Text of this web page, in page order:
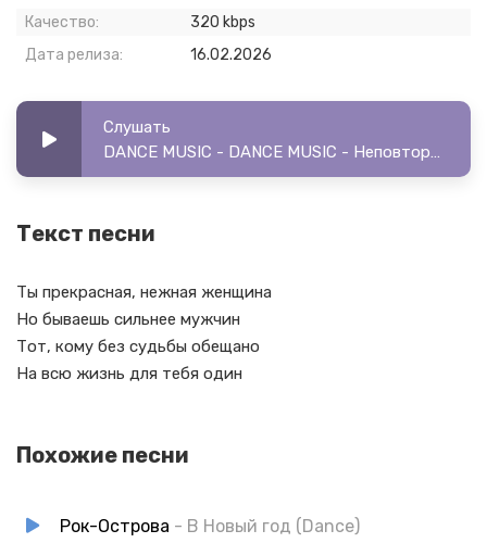
Качество:
320 kbps
Дата релиза:
16.02.2026
Слушать
DANCE MUSIC - DANCE MUSIC - Неповторимая
Текст песни
Ты прекрасная, нежная женщина
Но бываешь сильнее мужчин
Тот, кому без судьбы обещано
На всю жизнь для тебя один
Похожие песни
Рок-Острова - В Новый год (Dance)